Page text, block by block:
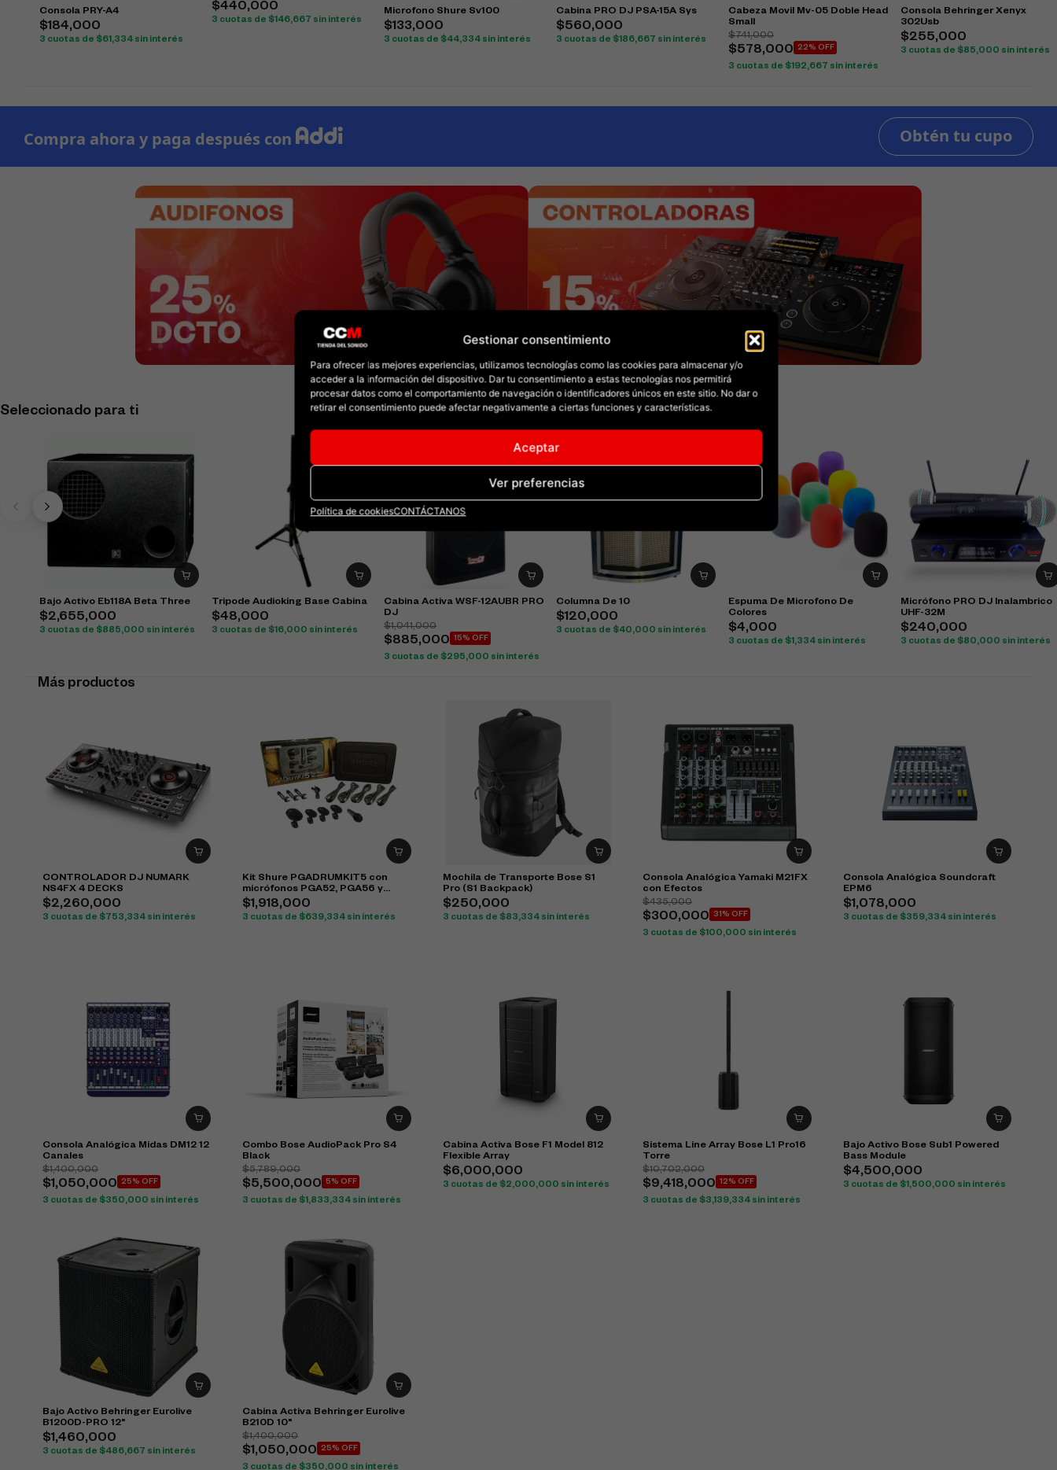
Gestionar consentimiento
Para ofrecer las mejores experiencias, utilizamos tecnologías como las cookies para almacenar y/o
acceder a la información del dispositivo. Dar tu consentimiento a estas tecnologías nos permitirá
procesar datos como el comportamiento de navegación o identificadores únicos en este sitio. No dar o
retirar el consentimiento puede afectar negativamente a ciertas funciones y características.
Aceptar
Ver preferencias
Política de cookiesCONTÁCTANOS
Consola PRY-A4
$184,000
3 cuotas de $61,334sin interés
$440,000
3 cuotas de $146,667 sin interés
Microfono Shure Sv100
$133,000
3 cuotas de $44,334 sin interés
Cabina PRO DJ PSA-15A Sys
$560,000
3 cuotas de $186,667 sin interés
Cabeza Movil Mv-05 Doble Head
Small
$741,000
$578,000 22% OFF
3 cuotas de $192,667 sin interés
Consola Behringer Xenyx
302Usb
$255,000
3 cuotas de $85,000 sin interés
Seleccionado para ti
Bajo Activo Eb118A Beta Three
$2,655,000
3 cuotas de $885,000 sin interés
Tripode Audioking Base Cabina
$48,000
3 cuotas de $16,000 sin interés
Cabina Activa WSF-12AUBR PRO
DJ
$1,041,000
$885,000 15% OFF
3 cuotas de $295,000 sin interés
Columna De 10
$120,000
3 cuotas de $40,000 sin interés
Espuma De Microfono De
Colores
$4,000
3 cuotas de $1,334 sin interés
Micrófono PRO DJ Inalambrico
UHF-32M
$240,000
3 cuotas de $80,000 sin interés
Más productos
CONTROLADOR DJ NUMARK
NS4FX 4 DECKS
$2,260,000
3 cuotas de $ 753,334 sin interés
Kit Shure PGADRUMKIT5 con
micrófonos PGA52, PGA56 y
PGA57 para batería
$1,918,000
3 cuotas de $639,334 sin interés
Mochila de Transporte Bose S1
Pro (S1 Backpack)
$250,000
3 cuotas de $83,334sin interés
Consola Analógica Yamaki M21FX
con Efectos
$435,000
$300,000 31% OFF
3 cuotas de $100,000 sin interés
Consola Analógica Soundcraft
EPM6
$1,078,000
3 cuotas de $359,334sin interés
Consola Analógica Midas DM12 12
Canales
$1,400,000
$1,050,000 25% OFF
3 cuotas de $350,000 sin interés
Combo Bose AudioPack Pro S4
Black
$5,789,000
$5,500,000 5% OFF
3 cuotas de $1,833,334 sin interés
Cabina Activa Bose F1 Model 812
Flexible Array
$6,000,000
3 cuotas de $2,000,000 sin interés
Sistema Line Array Bose L1 Pro16
Torre
$10,702,000
$9,418,000 12% OFF
3 cuotas de $3,139,334 sin interés
Bajo Activo Bose Sub1 Powered
Bass Module
$4,500,000
3 cuotas de $1,500,000 sin interés
Bajo Activo Behringer Eurolive
B1200D-PRO 12"
$1,460,000
3 cuotas de $486,667 sin interés
Cabina Activa Behringer Eurolive
B210D 10"
$1,400,000
$1,050,000 25% OFF